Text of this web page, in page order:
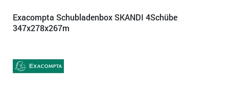
Exacompta Schubladenbox SKANDI 4Schübe
347x278x267m